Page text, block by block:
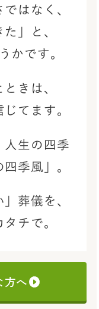
はなく、
」と、
かです。
きは、
てます。
人生の四季
季風」。
葬儀を、
チで。
方へ